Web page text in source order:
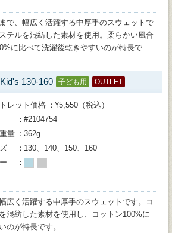
で、幅広く活躍する中厚手のスウェットで
テルを混紡した素材を使用。柔らかい風合
に比べて洗濯後乾きやすいのが特長で
130-160 子ども用 OUTLET
レット価格
¥5,550（税込）
#2104754
量
362g
130、140、150、160
広く活躍する中厚手のスウェットです。コ
混紡した素材を使用し、コットン100%に
のが特長です。